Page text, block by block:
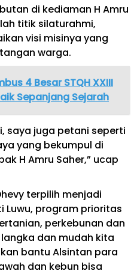
di kediaman H Amru
titik silaturahmi,
visi misinya yang
warga.
4 Besar STQH XXIII
Sepanjang Sejarah
saya juga petani seperti
yang bekumpul di
H Amru Saher,” ucap
terpilih menjadi
Luwu, program prioritas
perkebunan dan
dan mudah kita
bantu Alsintan para
dan kebun bisa